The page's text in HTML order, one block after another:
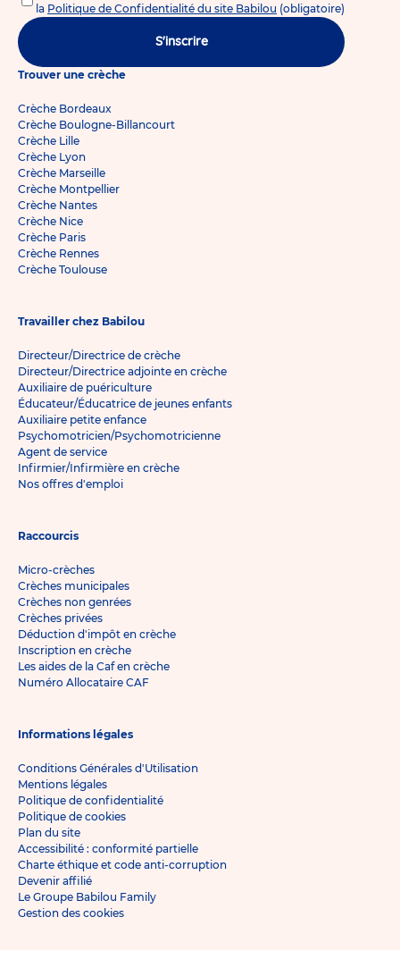
la Politique de Confidentialité du site Babilou (obligatoire)
S'inscrire
Trouver une crèche
Crèche Bordeaux
Crèche Boulogne-Billancourt
Crèche Lille
Crèche Lyon
Crèche Marseille
Crèche Montpellier
Crèche Nantes
Crèche Nice
Crèche Paris
Crèche Rennes
Crèche Toulouse
Travailler chez Babilou
Directeur/Directrice de crèche
Directeur/Directrice adjointe en crèche
Auxiliaire de puériculture
Éducateur/Éducatrice de jeunes enfants
Auxiliaire petite enfance
Psychomotricien/Psychomotricienne
Agent de service
Infirmier/Infirmière en crèche
Nos offres d'emploi
Raccourcis
Micro-crèches
Crèches municipales
Crèches non genrées
Crèches privées
Déduction d'impôt en crèche
Inscription en crèche
Les aides de la Caf en crèche
Numéro Allocataire CAF
Informations légales
Conditions Générales d'Utilisation
Mentions légales
Politique de confidentialité
Politique de cookies
Plan du site
Accessibilité : conformité partielle
Charte éthique et code anti-corruption
Devenir affilié
Le Groupe Babilou Family
Gestion des cookies